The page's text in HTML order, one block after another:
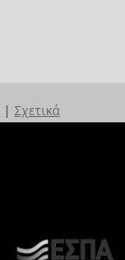
| Σχετικά